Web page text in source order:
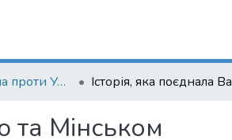
Російська війна проти України: трансформації соціальних інституцій та практик: збірник тез другої науково-практичної конференції (29 — 31 жовтня 2025 року, м. Київ)
та Мінськом